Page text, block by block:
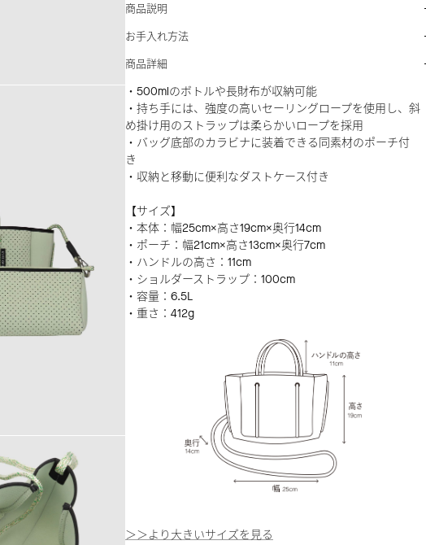
商品説明
お手入れ方法
商品詳細
・500mlのボトルや長財布が収納可能
・持ち手には、強度の高いセーリングロープを使用し、斜
め掛け用のストラップは柔らかいロープを採用
・バッグ底部のカラビナに装着できる同素材のポーチ付
き
・収納と移動に便利なダストケース付き
【サイズ】
・本体：幅25cm×高さ19cm×奥行14cm
・ポーチ：幅21cm×高さ13cm×奥行7cm
・ハンドルの高さ：11cm
・ショルダーストラップ：100cm
・容量：6.5L
・重さ：412g
＞＞より大きいサイズを見る